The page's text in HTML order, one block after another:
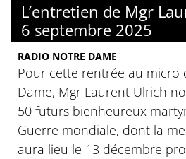
L’entretien de Mgr
6 septembre 2025
RADIO NOTRE DAME
Pour cette rentrée au micro
Dame, Mgr Laurent Ulrich
50 futurs bienheureux
Guerre mondiale, dont la
aura lieu le 13 décembre